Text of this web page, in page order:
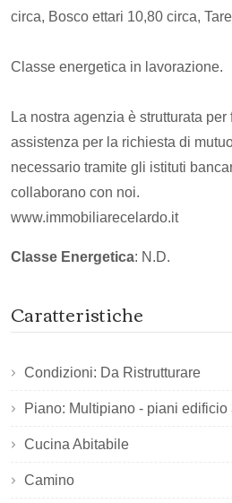
circa, Bosco ettari 10,80 circa,
Classe energetica in lavorazione.
La nostra agenzia è strutturata
assistenza per la richiesta di
necessario tramite gli istituti
collaborano con noi.
www.immobiliarecelardo.it
Classe Energetica: N.D.
Caratteristiche
Condizioni: Da Ristrutturare
Piano: Multipiano - piani edificio
Cucina Abitabile
Camino